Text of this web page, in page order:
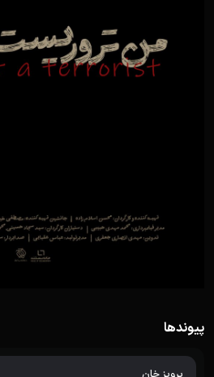
پیوندها
پرویز خان